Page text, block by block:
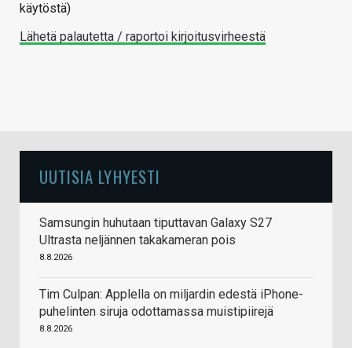
käytöstä)
Lähetä palautetta / raportoi kirjoitusvirheestä
UUTISIA LYHYESTI
Samsungin huhutaan tiputtavan Galaxy S27
Ultrasta neljännen takakameran pois
8.8.2026
Tim Culpan: Applella on miljardin edestä iPhone-
puhelinten siruja odottamassa muistipiirejä
8.8.2026